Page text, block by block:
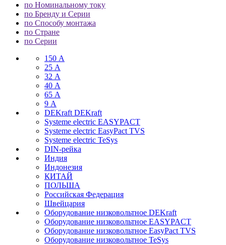
по Номинальному току
по Бренду и Серии
по Способу монтажа
по Стране
по Серии
150 А
25 А
32 А
40 А
65 А
9 А
DEKraft DEKraft
Systeme electric EASYPACT
Systeme electric EasyPact TVS
Systeme electric TeSys
DIN-рейка
Индия
Индонезия
КИТАЙ
ПОЛЬША
Российская Федерация
Швейцария
Оборудование низковольтное DEKraft
Оборудование низковольтное EASYPACT
Оборудование низковольтное EasyPact TVS
Оборудование низковольтное TeSys